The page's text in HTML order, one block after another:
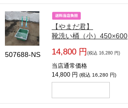
507688-NS
【やまだ君】
靴洗い桶（小）450×600
14,800 円 (税込 16,280 円)
当店通常価格
14,800 円 (税込 16,280 円)